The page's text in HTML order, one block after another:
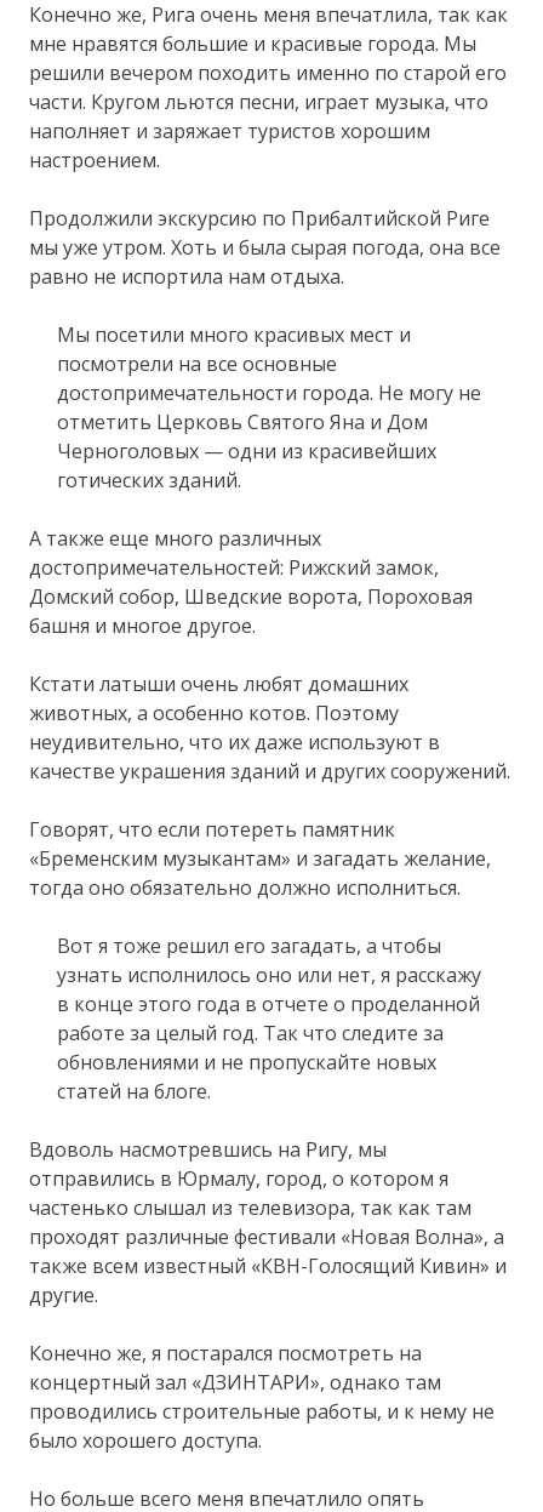
Конечно же, Рига очень меня впечатлила, так как
мне нравятся большие и красивые города. Мы
решили вечером походить именно по старой его
части. Кругом льются песни, играет музыка, что
наполняет и заряжает туристов хорошим
настроением.
Продолжили экскурсию по Прибалтийской Риге
мы уже утром. Хоть и была сырая погода, она все
равно не испортила нам отдыха.
Мы посетили много красивых мест и
посмотрели на все основные
достопримечательности города. Не могу не
отметить Церковь Святого Яна и Дом
Черноголовых — одни из красивейших
готических зданий.
А также еще много различных
достопримечательностей: Рижский замок,
Домский собор, Шведские ворота, Пороховая
башня и многое другое.
Кстати латыши очень любят домашних
животных, а особенно котов. Поэтому
неудивительно, что их даже используют в
качестве украшения зданий и других сооружений.
Говорят, что если потереть памятник
«Бременским музыкантам» и загадать желание,
тогда оно обязательно должно исполниться.
Вот я тоже решил его загадать, а чтобы
узнать исполнилось оно или нет, я расскажу
в конце этого года в отчете о проделанной
работе за целый год. Так что следите за
обновлениями и не пропускайте новых
статей на блоге.
Вдоволь насмотревшись на Ригу, мы
отправились в Юрмалу, город, о котором я
частенько слышал из телевизора, так как там
проходят различные фестивали «Новая Волна», а
также всем известный «КВН-Голосящий Кивин» и
другие.
Конечно же, я постарался посмотреть на
концертный зал «ДЗИНТАРИ», однако там
проводились строительные работы, и к нему не
было хорошего доступа.
Но больше всего меня впечатлило опять